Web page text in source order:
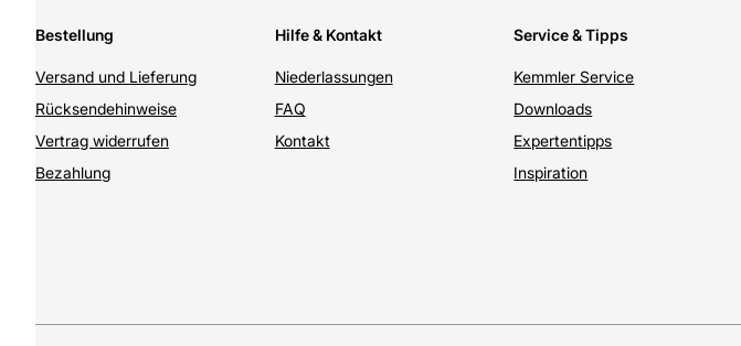
Bestellung
Versand und Lieferung
Rücksendehinweise
Vertrag widerrufen
Bezahlung
Hilfe & Kontakt
Niederlassungen
FAQ
Kontakt
Service & Tipps
Kemmler Service
Downloads
Expertentipps
Inspiration